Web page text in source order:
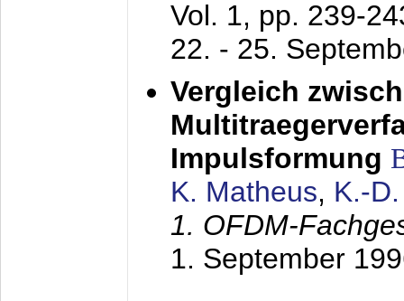
Vol. 1, pp. 239-
22. - 25.
Vergleich
Impulsformung
K. Matheus, K.-
1. OFDM-
1. September